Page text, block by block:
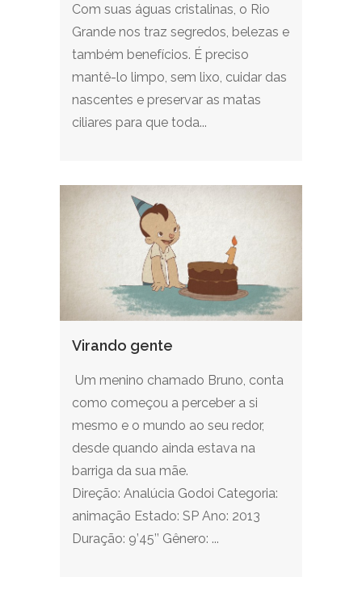
Com suas águas cristalinas, o Rio
Grande nos traz segredos, belezas e
também benefícios. É preciso
mantê-lo limpo, sem lixo, cuidar das
nascentes e preservar as matas
ciliares para que toda...
Virando gente
Um menino chamado Bruno, conta
como começou a perceber a si
mesmo e o mundo ao seu redor,
desde quando ainda estava na
barriga da sua mãe.
Direção: Analúcia Godoi Categoria:
animação Estado: SP Ano: 2013
Duração: 9’45’’ Gênero: ...